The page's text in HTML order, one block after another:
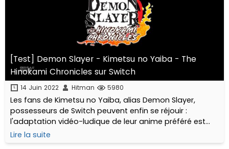
[Test] Demon Slayer - Kimetsu no Yaiba - The
Hinokami Chronicles sur Switch
14 Juin 2022 Hitman 5980
Les fans de Kimetsu no Yaiba, alias Demon Slayer,
possesseurs de Switch peuvent enfin se réjouir :
l'adaptation vidéo-ludique de leur anime préféré est
enfin disponible sur la console hybride de Nintendo! En
avant Senjuro!
Lire la suite